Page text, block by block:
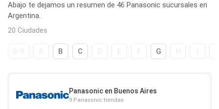
Abajo te dejamos un resumen de 46 Panasonic sucursales en
Argentina.
20 Ciudades
B C G
Panasonic en Buenos Aires
9 Panasonic tiendas